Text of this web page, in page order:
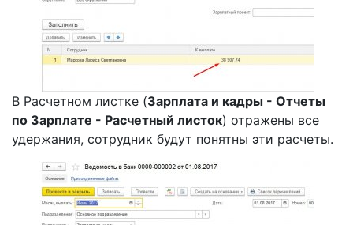
В Расчетном листке (Зарплата и кадры - Отчеты
по Зарплате - Расчетный листок) отражены все
удержания, сотрудник будут понятны эти расчеты.